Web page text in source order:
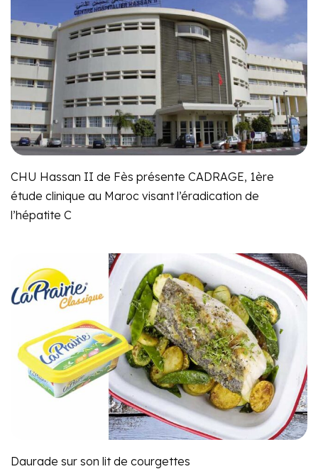
CHU Hassan II de Fès présente CADRAGE, 1ère
étude clinique au Maroc visant l’éradication de
l’hépatite C
Daurade sur son lit de courgettes